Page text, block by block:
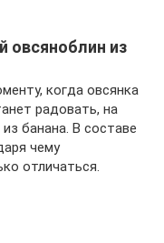
овсяноблин из
когда овсянка
радовать, на
банана. В составе
чему
отличаться.